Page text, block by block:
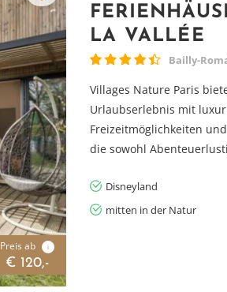
Preis ab i
€ 120,-
LA VALLÉE
Bailly-
Villages Nature Paris
Urlaubserlebnis mit
Freizeitmöglichkeiten
die sowohl
Disneyland
mitten in der Natur